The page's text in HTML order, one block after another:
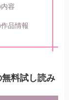
容
品情報
料試し読み